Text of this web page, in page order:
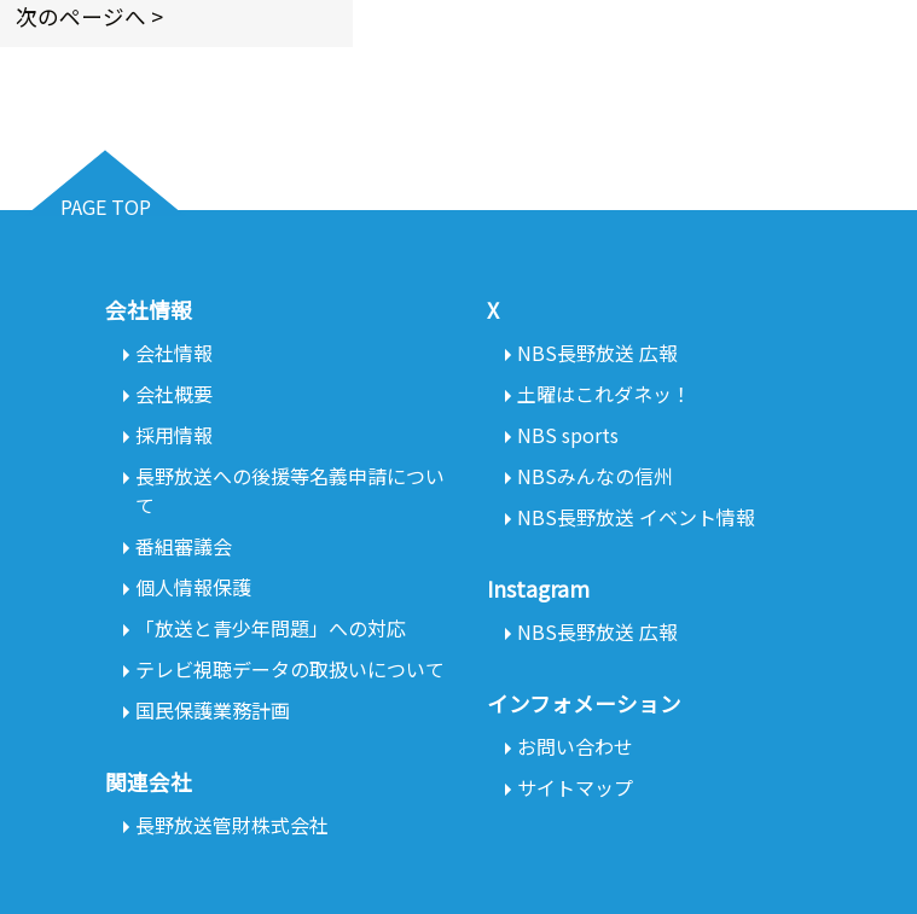
次のページへ >
PAGE TOP
会社情報
会社情報
会社概要
採用情報
長野放送への後援等名義申請につい
て
番組審議会
個人情報保護
「放送と青少年問題」への対応
テレビ視聴データの取扱いについて
国民保護業務計画
関連会社
長野放送管財株式会社
X
NBS長野放送 広報
土曜はこれダネッ！
NBS sports
NBSみんなの信州
NBS長野放送 イベント情報
Instagram
NBS長野放送 広報
インフォメーション
お問い合わせ
サイトマップ